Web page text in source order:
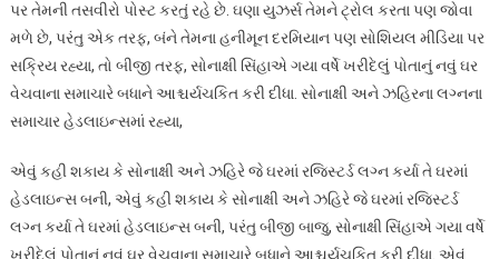
પર તેમની તસવીરો પોસ્ટ કરતું રહે છે. ઘણા યુઝર્સ તેમને ટ્રોલ કરતા પણ જોવા
મળે છે, પરંતુ એક તરફ, બંને તેમના હનીમૂન દરમિયાન પણ સોશિયલ મીડિયા પર
સક્રિય રહ્યા, તો બીજી તરફ, સોનાક્ષી સિંહાએ ગયા વર્ષે ખરીદેલું પોતાનું નવું ઘર
વેચવાના સમાચારે બધાને આશ્ચર્યચકિત કરી દીધા. સોનાક્ષી અને ઝહિરના લગ્નના
સમાચાર હેડલાઇન્સમાં રહ્યા,
એવું કહી શકાય કે સોનાક્ષી અને ઝહિરે જે ઘરમાં રજિસ્ટર્ડ લગ્ન કર્યા તે ઘરમાં
હેડલાઇન્સ બની, એવું કહી શકાય કે સોનાક્ષી અને ઝહિરે જે ઘરમાં રજિસ્ટર્ડ
લગ્ન કર્યા તે ઘરમાં હેડલાઇન્સ બની, પરંતુ બીજી બાજુ, સોનાક્ષી સિંહાએ ગયા વર્ષે
ખરીદેલું પોતાનું નવું ઘર વેચવાના સમાચારે બધાને આશ્ચર્યચકિત કરી દીધા. એવું